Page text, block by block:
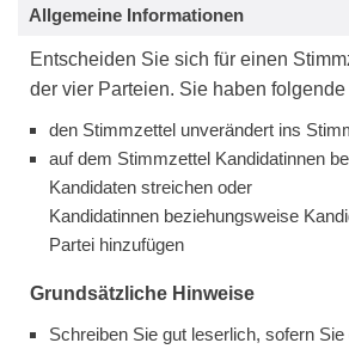
Allgemeine Informationen
Entscheiden Sie sich für einen
der vier Parteien. Sie haben
den Stimmzettel unverändert ins
auf dem Stimmzettel Kandidatinnen
Kandidaten streichen oder
Kandidatinnen beziehungsweise
Partei hinzufügen
Grundsätzliche Hinweise
Schreiben Sie gut leserlich, sofern